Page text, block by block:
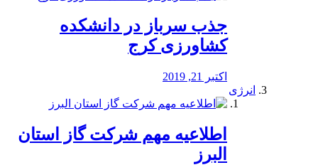
جذب سرباز در دانشکده
کشاورزی کرج
اکتبر 21, 2019
انرژی
️اطلاعیه مهم شرکت گاز استان
البرز